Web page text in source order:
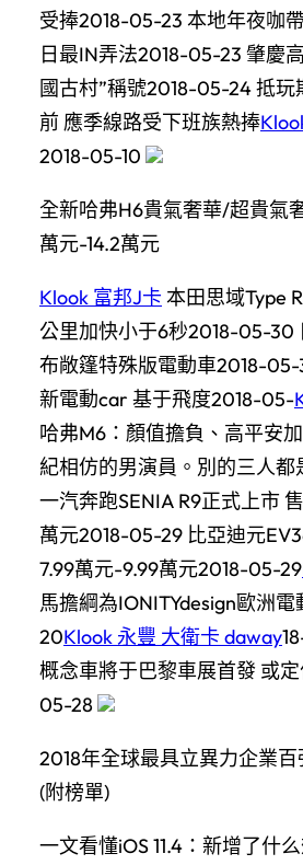
受捧2018-05-23 本地年夜咖
日最IN弄法2018-05-23 肇慶
國古村”稱號2018-05-24 抵玩
前 應季線路受下班族熱捧
2018-05-10
全新哈弗H6貴氣奢華/超貴氣
萬元-14.2萬元
Klook 富邦J卡 本田思域Type
公里加快小于6秒2018-05-30
布敞篷特殊版電動車2018-
新電動car 基于飛度2018-05-
哈弗M6：顏值擔負、高平安
紀相仿的男演員。別的三人都
一汽奔跑SENIA R9正式上市
萬元2018-05-29 比亞迪元
7.99萬元-9.99萬元2018-05-29
馬擔綱為IONITYdesign歐洲
20Klook 永豐 大衛卡 daway
概念車將于巴黎車展首發 或
05-28
2018年全球最具立異力企業
(附榜單)
一文看懂iOS 11.4：新增了什